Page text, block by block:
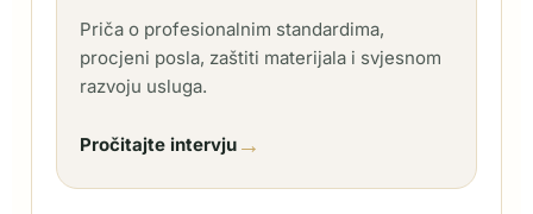
Priča o profesionalnim standardima,
procjeni posla, zaštiti materijala i svjesnom
razvoju usluga.
Pročitajte intervju →